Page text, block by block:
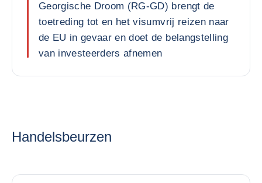
Georgische Droom (RG-GD) brengt de
toetreding tot en het visumvrij reizen naar
de EU in gevaar en doet de belangstelling
van investeerders afnemen
Handelsbeurzen